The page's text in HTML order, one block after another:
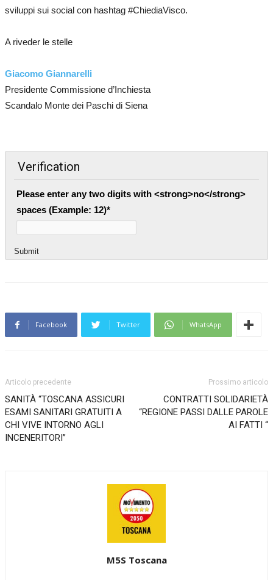
sviluppi sui social con hashtag #ChiediaVisco.
A riveder le stelle
Giacomo Giannarelli
Presidente Commissione d’Inchiesta
Scandalo Monte dei Paschi di Siena
Verification
Please enter any two digits with <strong>no</strong>
spaces (Example: 12)*
Submit
Facebook Twitter WhatsApp
Articolo precedente
SANITÀ “TOSCANA ASSICURI
ESAMI SANITARI GRATUITI A
CHI VIVE INTORNO AGLI
INCENERITORI”
Prossimo articolo
CONTRATTI SOLIDARIETÀ
“REGIONE PASSI DALLE PAROLE
AI FATTI “
M5S Toscana